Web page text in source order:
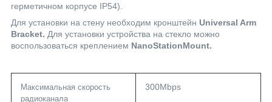
герметичном корпусе IP54).
Для установки на стену необходим кронштейн Universal Arm
Bracket. Для установки устройства на стекло можно
воспользоваться креплением NanoStationMount.
Максимальная скорость
радиоканала
300Mbps